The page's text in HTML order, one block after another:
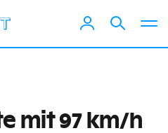
mit 97 km/h